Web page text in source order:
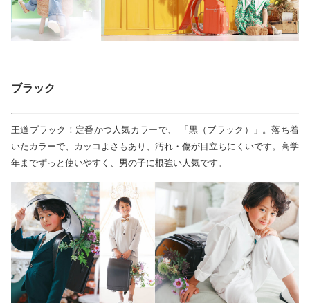
ブラック
王道ブラック！定番かつ人気カラーで、 「黒（ブラック）」。落ち着
いたカラーで、カッコよさもあり、汚れ・傷が目立ちにくいです。高学
年までずっと使いやすく、男の子に根強い人気です。